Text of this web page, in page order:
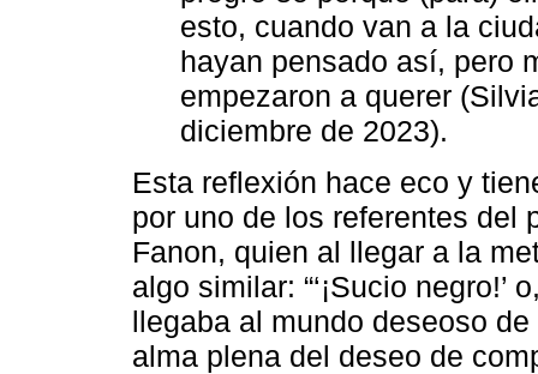
esto, cuando van a la
hayan pensado así, pero
empezaron a querer
diciembre de 2023).
Esta reflexión hace eco y
por uno de los referentes del
Fanon, quien al llegar a la
algo similar: “‘¡Sucio negro!’
llegaba al mundo deseoso
alma plena del deseo de